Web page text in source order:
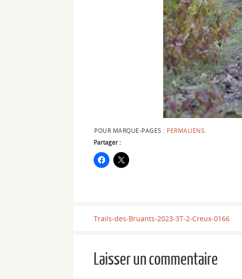
POUR MARQUE-PAGES : PERMALIENS
Partager :
Trails-des-Bruants-2023-3T-2-Creux-0166
Laisser un commentaire